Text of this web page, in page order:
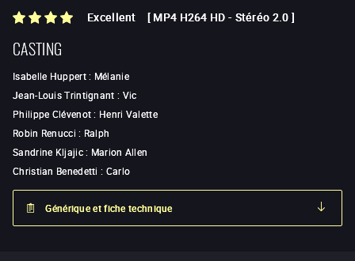
Excellent [ MP4 H264 HD - Stéréo 2.0 ]
CASTING
Isabelle Huppert: Mélanie
Jean-Louis Trintignant : Vic
Philippe Clévenot: Henri Valette
Robin Renucci : Ralph
Sandrine Kljajic: Marion Allen
Christian Benedetti : Carlo
Générique et fiche technique